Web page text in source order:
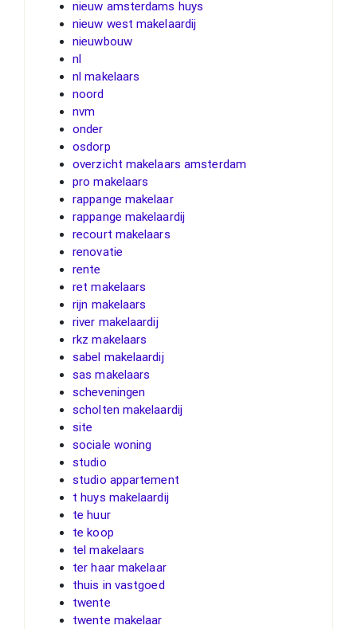
nieuw amsterdams huys
nieuw west makelaardij
nieuwbouw
nl
nl makelaars
noord
nvm
onder
osdorp
overzicht makelaars amsterdam
pro makelaars
rappange makelaar
rappange makelaardij
recourt makelaars
renovatie
rente
ret makelaars
rijn makelaars
river makelaardij
rkz makelaars
sabel makelaardij
sas makelaars
scheveningen
scholten makelaardij
site
sociale woning
studio
studio appartement
t huys makelaardij
te huur
te koop
tel makelaars
ter haar makelaar
thuis in vastgoed
twente
twente makelaar